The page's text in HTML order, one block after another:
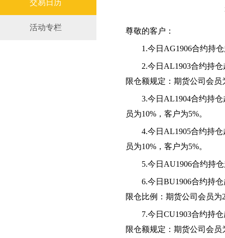
交易日历
活动专栏 尊敬的客户：
1.今日AG1906合约持
2.今日 AL1903合约持
限仓额规定：期货公司会员
3.今日AL1904合约持
员为10%，客户为5%。
4.今日AL1905合约持
员为10%，客户为5%。
5.今日AU1906合约持
6.今日BU1906合约持
限仓比例：期货公司会员为
7.今日CU1903合约持
限仓额规定：期货公司会员